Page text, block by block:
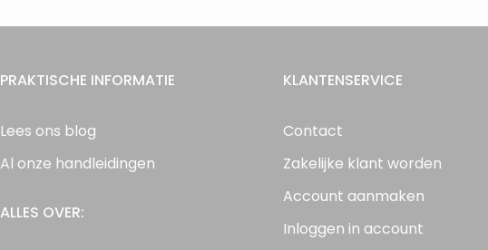
PRAKTISCHE INFORMATIE
Lees ons blog
Al onze handleidingen
ALLES OVER:
KLANTENSERVICE
Contact
Zakelijke klant worden
Account aanmaken
Inloggen in account